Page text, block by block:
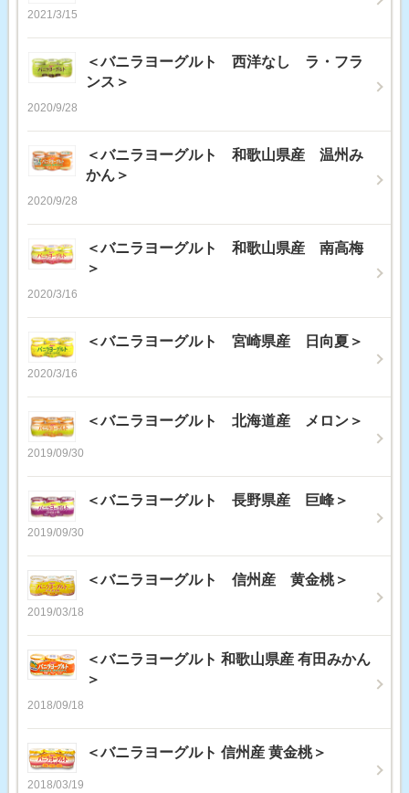
2021/3/15
＜バニラヨーグルト 西洋なし ラ・フラ
ンス＞
2020/9/28
＜バニラヨーグルト 和歌山県産 温州み
かん＞
2020/9/28
＜バニラヨーグルト 和歌山県産 南高梅
＞
2020/3/16
＜バニラヨーグルト 宮崎県産 日向夏＞
2020/3/16
＜バニラヨーグルト 北海道産 メロン＞
2019/09/30
＜バニラヨーグルト 長野県産 巨峰＞
2019/09/30
＜バニラヨーグルト 信州産 黄金桃＞
2019/03/18
＜バニラヨーグルト 和歌山県産 有田みかん
＞
2018/09/18
＜バニラヨーグルト 信州産 黄金桃＞
2018/03/19